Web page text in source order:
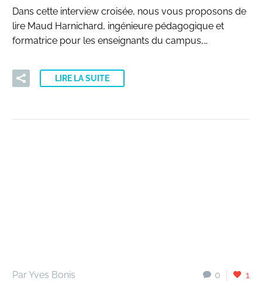
Dans cette interview croisée, nous vous proposons de
lire Maud Harnichard, ingénieure pédagogique et
formatrice pour les enseignants du campus,…
LIRE LA SUITE
0 1
Par Yves Bonis